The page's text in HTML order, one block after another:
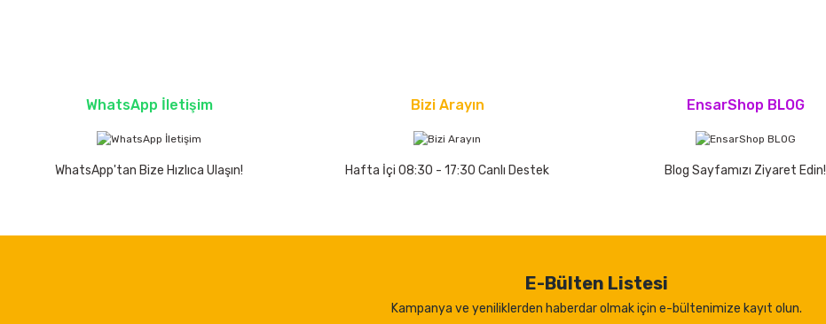
WhatsApp İletişim
WhatsApp'tan Bize Hızlıca Ulaşın!
Bizi Arayın
Hafta İçi 08:30 - 17:30 Canlı Destek
EnsarShop BLOG
Blog Sayfamızı Ziyaret Edin!
E-Bülten Listesi
Kampanya ve yeniliklerden haberdar olmak için e-bültenimize kayıt olun.